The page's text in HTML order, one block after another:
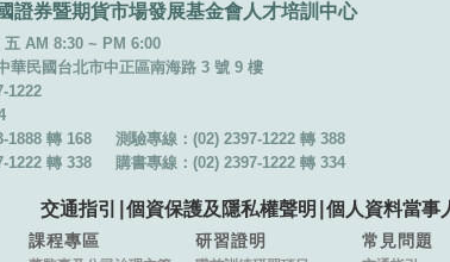
證券暨期貨市場發展基金會人才培訓中心
五 AM 8:30 ~ PM 6:00
民國台北市中正區南海路 3 號 9 樓
1222
1888 轉 168
測驗專線：(02) 2397-1222 轉 388
1222 轉 338
購書專線：(02) 2397-1222 轉 334
交通指引 個資保護及隱私權聲明 個人資料當事
課程專區 研習證明 常見問題